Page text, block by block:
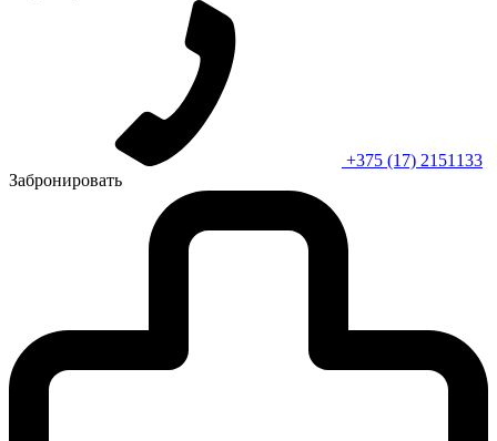
+375 (17) 2151133
Забронировать